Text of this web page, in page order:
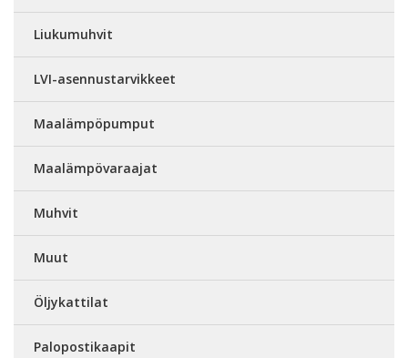
Liukumuhvit
LVI-asennustarvikkeet
Maalämpöpumput
Maalämpövaraajat
Muhvit
Muut
Öljykattilat
Palopostikaapit